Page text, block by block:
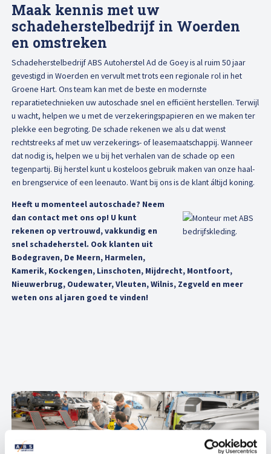
Maak kennis met uw
schadeherstelbedrijf in Woerden
en omstreken
Schadeherstelbedrijf ABS Autoherstel Ad de Goey is al ruim 50 jaar
gevestigd in Woerden en vervult met trots een regionale rol in het
Groene Hart. Ons team kan met de beste en modernste
reparatietechnieken uw autoschade snel en efficiënt herstellen. Terwijl
u wacht, helpen we u met de verzekeringspapieren en we maken ter
plekke een begroting. De schade rekenen we als u dat wenst
rechtstreeks af met uw verzekerings- of leasemaatschappij. Wanneer
dat nodig is, helpen we u bij het verhalen van de schade op een
tegenpartij. Bij herstel kunt u kosteloos gebruik maken van onze haal-
en brengservice of een leenauto. Want bij ons is de klant áltijd koning.
Heeft u momenteel autoschade? Neem
dan contact met ons op! U kunt
rekenen op vertrouwd, vakkundig en
snel schadeherstel. Ook klanten uit
Bodegraven, De Meern, Harmelen,
Kamerik, Kockengen, Linschoten, Mijdrecht, Montfoort,
Nieuwerbrug, Oudewater, Vleuten, Wilnis, Zegveld en meer
weten ons al jaren goed te vinden!